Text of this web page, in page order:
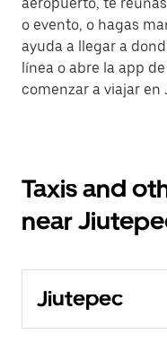
aeropuerto, te
o evento, o hagas
ayuda a llegar a
línea o abre la app
comenzar a viajar en
Taxis and
near
Jiutepec